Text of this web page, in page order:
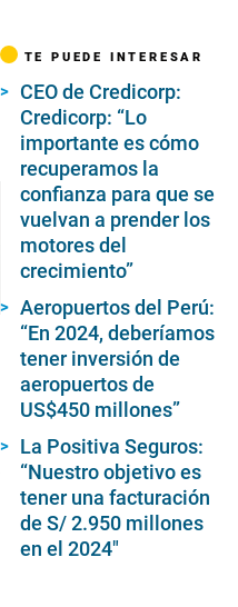
TE PUEDE INTERESAR
CEO de Credicorp:
Credicorp: “Lo
importante es cómo
recuperamos la
confianza para que se
vuelvan a prender los
motores del
crecimiento”
Aeropuertos del Perú:
“En 2024, deberíamos
tener inversión de
aeropuertos de
US$450 millones”
La Positiva Seguros:
“Nuestro objetivo es
tener una facturación
de S/ 2.950 millones
en el 2024″